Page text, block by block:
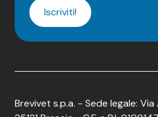
Iscriviti!
Brevivet s.p.a. - Sede legale: Via